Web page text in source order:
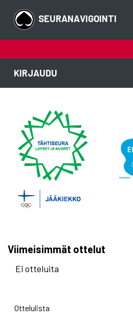
SEURANAVIGOINTI
KIRJAUDU
Viimeisimmät ottelut
Ei otteluita
Ottelulista